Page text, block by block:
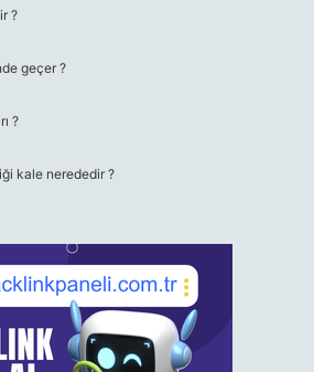
?
geçer ?
?
kale nerededir ?